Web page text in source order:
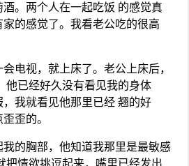
。两个人在一起吃饭 的感觉真
的感觉了。我看老公吃的很高
电视，就上床了。老公上床后，
他已经好久没有看见我的身体
我就看见他那里已经 翘的好
歪的。
的胸部，他知道我那里是最敏感
把情欲挑逗起来，嘴里已经发出